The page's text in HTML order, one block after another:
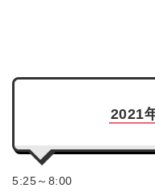
2021
5:25～8:00